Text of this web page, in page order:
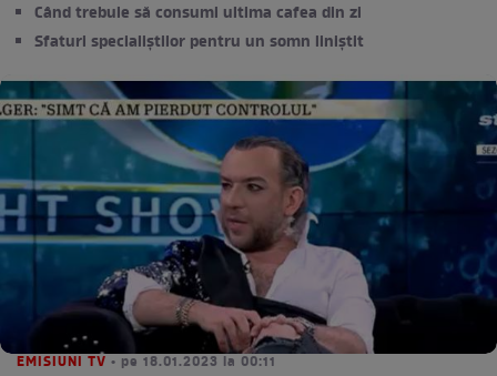
Când trebuie să consumi ultima cafea din zi
Sfaturi specialiștilor pentru un somn liniștit
EMISIUNI TV • pe 18.01.2023 la 00:11